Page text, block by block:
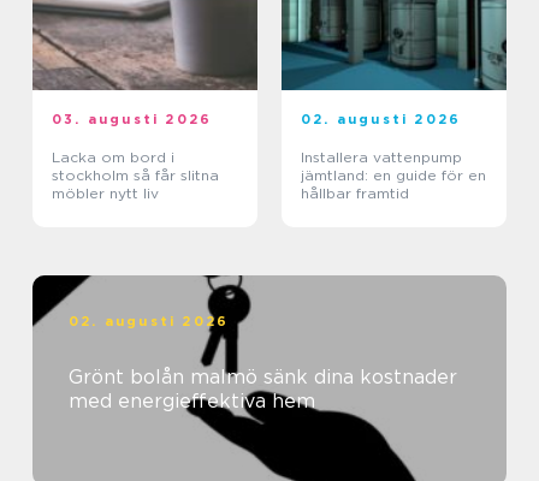
03. augusti 2026
Lacka om bord i
stockholm så får slitna
möbler nytt liv
02. augusti 2026
Installera vattenpump
jämtland: en guide för en
hållbar framtid
02. augusti 2026
Grönt bolån malmö sänk dina kostnader
med energieffektiva hem